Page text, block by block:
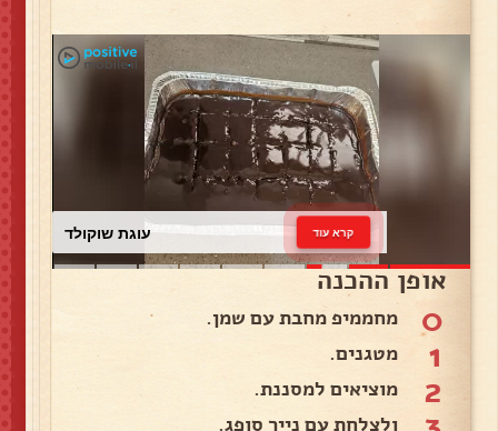
עוגת שוקולד קרא עוד
אופן ההכנה
0 מחממיפ מחבת עם שמן.
1 מטגנים.
2 מוציאים למסננת.
ולצלחת עם נייר סופג.